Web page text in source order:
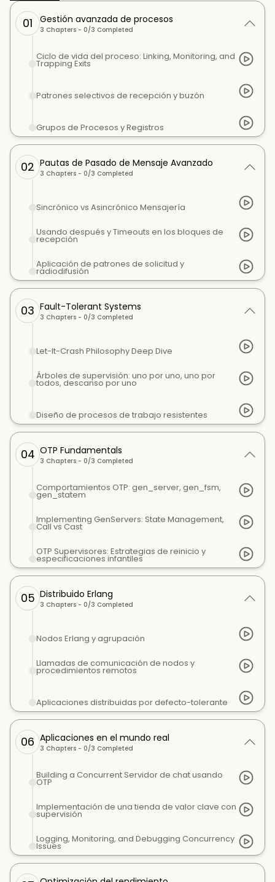
01 Gestión avanzada de procesos
3 Chapters - 0/3 Completed
Ciclo de vida del proceso: Linking, Monitoring, and
Trapping Exits
Patrones selectivos de recepción y buzón
Grupos de Procesos y Registros
02 Pautas de Pasado de Mensaje Avanzado
3 Chapters - 0/3 Completed
Sincrónico vs Asincrónico Mensajería
Usando después y Timeouts en los bloques de
recepción
Aplicación de patrones de solicitud y
radiodifusión
03 Fault-Tolerant Systems
3 Chapters - 0/3 Completed
Let-It-Crash Philosophy Deep Dive
Árboles de supervisión: uno por uno, uno por
todos, descanso por uno
Diseño de procesos de trabajo resistentes
04 OTP Fundamentals
3 Chapters - 0/3 Completed
Comportamientos OTP: gen_server, gen_fsm,
gen_statem
Implementing GenServers: State Management,
Call vs Cast
OTP Supervisores: Estrategias de reinicio y
especificaciones infantiles
05 Distribuido Erlang
3 Chapters - 0/3 Completed
Nodos Erlang y agrupación
Llamadas de comunicación de nodos y
procedimientos remotos
Aplicaciones distribuidas por defecto-tolerante
06 Aplicaciones en el mundo real
3 Chapters - 0/3 Completed
Building a Concurrent Servidor de chat usando
OTP
Implementación de una tienda de valor clave con
supervisión
Logging, Monitoring, and Debugging Concurrency
Issues